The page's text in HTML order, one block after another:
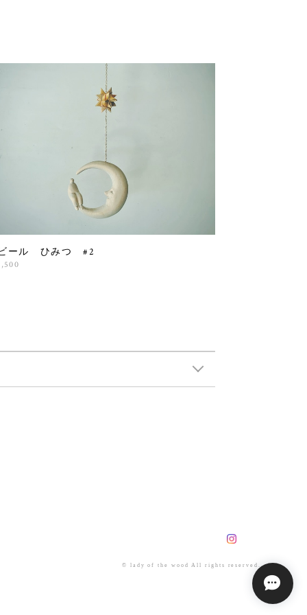
ール ひみつ #2
© lady of the wood All rights reserved.